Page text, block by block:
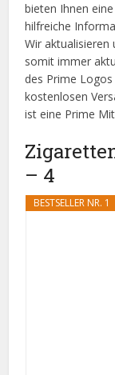
bieten Ihnen
hilfreiche
Wir aktualisieren
somit immer
des Prime
kostenlosen
ist eine Prime
– 4
BESTSELLER NR. 1